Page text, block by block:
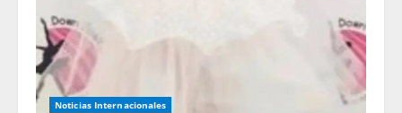
Noticias Internacionales